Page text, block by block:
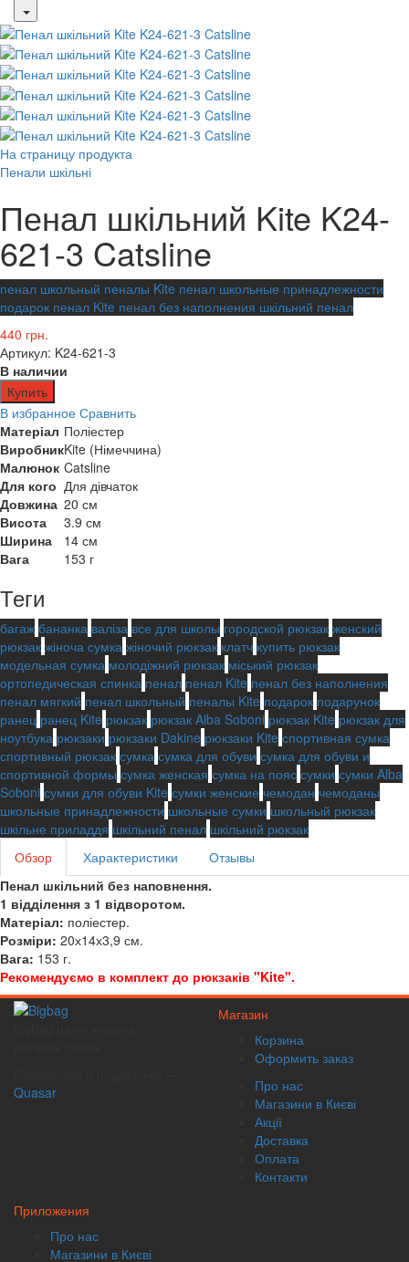
На страницу продукта
Пенали шкільні
Пенал шкільний Kite K24-
621-3 Catsline
пенал школьный пеналы Kite пенал школьные принадлежности
подарок пенал Kite пенал без наполнения шкільний пенал
440 грн.
Артикул: K24-621-3
В наличии
Купить
В избранное Сравнить
Матеріал Поліестер
ВиробникKite (Німеччина)
Малюнок Catsline
Для кого Для дівчаток
Довжина 20 см
Висота
3.9 см
Ширина
14 см
Вага
153 г
Теги
багаж бананка валіза все для школы городской рюкзак женский
рюкзак жіноча сумка жіночий рюкзак клатч купить рюкзак
модельная сумка молодіжний рюкзак міський рюкзак
ортопедическая спинка пенал пенал Kite пенал без наполнения
пенал мягкий пенал школьный пеналы Kite подарок подарунок
ранец ранец Kite рюкзак рюкзак Alba Soboni рюкзак Kite рюкзак для
ноутбука рюкзаки рюкзаки Dakine рюкзаки Kite спортивная сумка
спортивный рюкзак сумка сумка для обуви сумка для обуви и
спортивной формы сумка женская сумка на пояс сумки сумки Alba
Soboni сумки для обуви Kite сумки женские чемодан чемоданы
школьные принадлежности школьные сумки школьный рюкзак
шкільне приладдя шкільний пенал шкільний рюкзак
Обзор
Характеристики
Отзывы
Пенал шкільний без наповнення.
1 відділення з 1 відворотом.
Матеріал: поліестер.
Розміри: 20х14х3,9 см.
Вага: 153 г.
Рекомендуємо в комплект до рюкзаків "Kite".
Quasar
Магазин
Корзина
Оформить заказ
Про нас
Магазини в Києві
Акції
Доставка
Оплата
Контакти
Приложения
Про нас
Магазини в Києві